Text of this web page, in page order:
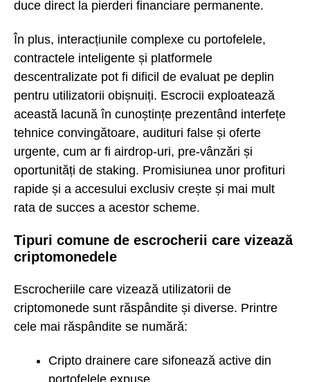
duce direct la pierderi financiare permanente.
În plus, interacțiunile complexe cu portofelele,
contractele inteligente și platformele
descentralizate pot fi dificil de evaluat pe deplin
pentru utilizatorii obișnuiți. Escrocii exploatează
această lacună în cunoștințe prezentând interfețe
tehnice convingătoare, audituri false și oferte
urgente, cum ar fi airdrop-uri, pre-vânzări și
oportunități de staking. Promisiunea unor profituri
rapide și a accesului exclusiv crește și mai mult
rata de succes a acestor scheme.
Tipuri comune de escrocherii care vizează
criptomonedele
Escrocheriile care vizează utilizatorii de
criptomonede sunt răspândite și diverse. Printre
cele mai răspândite se numără:
Cripto drainere care sifonează active din
portofelele expuse